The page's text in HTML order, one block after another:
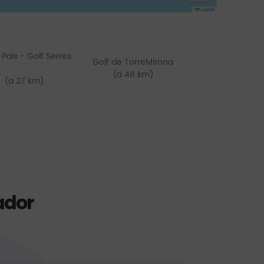
Leaflet
- Golf Serres
(a 27 km)
Golf de TorreMirona
(a 48 km)